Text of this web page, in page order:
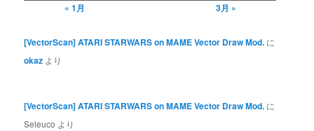
« 1月
3月 »
[VectorScan] ATARI STARWARS on MAME Vector Draw Mod. に
okaz より
[VectorScan] ATARI STARWARS on MAME Vector Draw Mod. に
Seleuco より